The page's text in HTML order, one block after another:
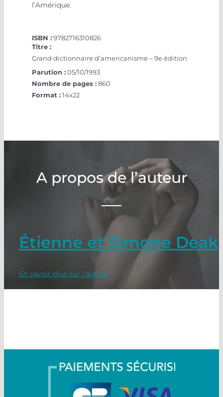
l’Amérique.
ISBN : 9782716310826
Titre :
Grand dictionnaire d’americanisme – 9e édition
Parution :05/10/1993
Nombre de pages :860
Format :14x22
A propos de l’auteur
Étienne et Simone Deak
En savoir plus sur l'auteur